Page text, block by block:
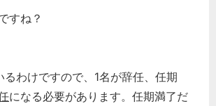
すね？
わけですので、1名が辞任、任期
になる必要があります。任期満了だ